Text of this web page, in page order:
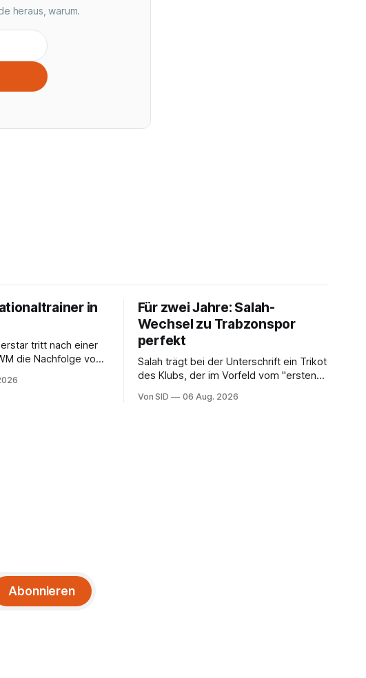
heraus, warum.
in
tritt nach einer
die Nachfolge von
Für zwei Jahre: Salah-
Wechsel zu Trabzonspor
perfekt
Salah trägt bei der Unterschrift ein Trikot
des Klubs, der im Vorfeld vom "ersten
gesprochen hatte.
Von SID 06 Aug. 2026
Abonnieren